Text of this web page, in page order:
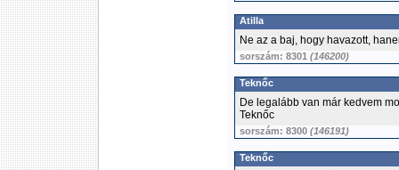
Atilla
Ne az a baj, hogy havazott,
sorszám: 8301 (146200)
Teknőc
De legalább van már kedvem
Teknőc
sorszám: 8300 (146191)
Teknőc